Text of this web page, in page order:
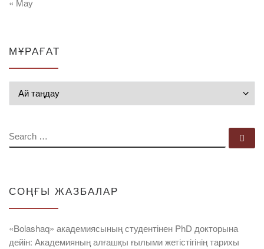
« Мау
МҰРАҒАТ
SEARCH
СОҢҒЫ ЖАЗБАЛАР
«Bolashaq» академиясының студентінен PhD докторына
дейін: Академияның алғашқы ғылыми жетістігінің тарихы